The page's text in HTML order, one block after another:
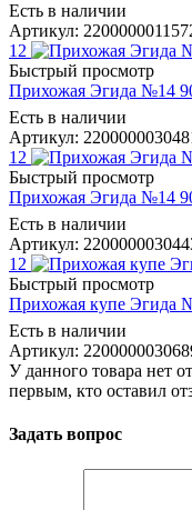
Есть в наличии
Артикул:
12
Быстрый просмотр
Прихожая Эгида №14
Есть в наличии
Артикул:
12
Быстрый просмотр
Прихожая Эгида №14
Есть в наличии
Артикул:
12
Быстрый просмотр
Прихожая купе Эгида
Есть в наличии
Артикул:
У данного товара нет
первым, кто оставил
Задать вопрос